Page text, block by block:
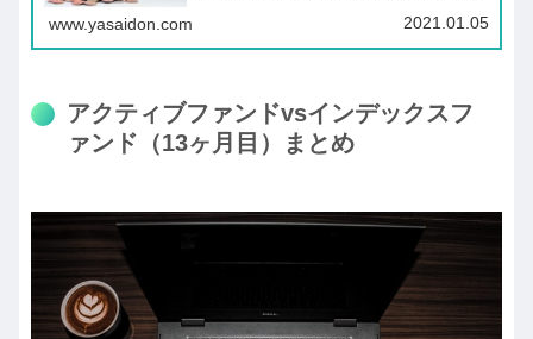
www.yasaidon.com 2021.01.05
アクティブファンドvsインデックスフ
ァンド（13ヶ月目）まとめ